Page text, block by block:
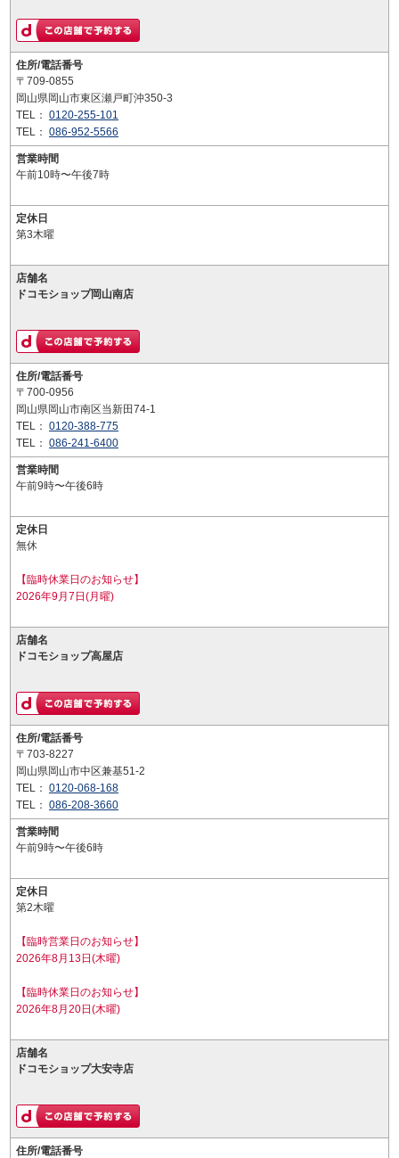
住所/電話番号
〒709-0855
岡山県岡山市東区瀬戸町沖350-3
TEL： 0120-255-101
TEL： 086-952-5566
営業時間
午前10時〜午後7時
定休日
第3木曜
店舗名
ドコモショップ岡山南店
住所/電話番号
〒700-0956
岡山県岡山市南区当新田74-1
TEL： 0120-388-775
TEL： 086-241-6400
営業時間
午前9時〜午後6時
定休日
無休
【臨時休業日のお知らせ】
2026年9月7日(月曜)
店舗名
ドコモショップ高屋店
住所/電話番号
〒703-8227
岡山県岡山市中区兼基51-2
TEL： 0120-068-168
TEL： 086-208-3660
営業時間
午前9時〜午後6時
定休日
第2木曜
【臨時営業日のお知らせ】
2026年8月13日(木曜)
【臨時休業日のお知らせ】
2026年8月20日(木曜)
店舗名
ドコモショップ大安寺店
住所/電話番号